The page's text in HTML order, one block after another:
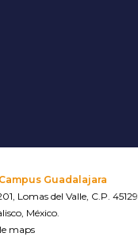
Guadalajara
Lomas del Valle, C.P. 45129
México.
maps